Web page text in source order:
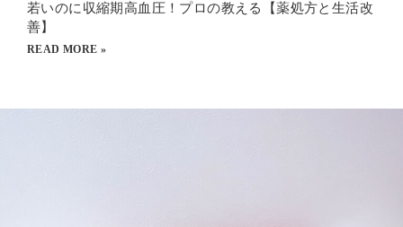
若いのに収縮期高血圧！プロの教える【薬処方と生活改
善】
READ MORE »